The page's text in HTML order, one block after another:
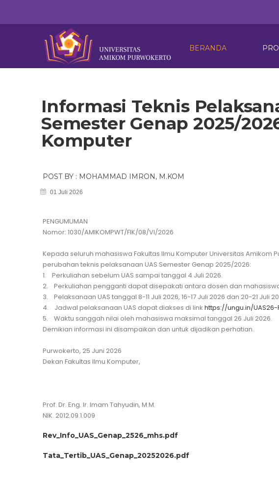
BERANDA
Informasi Teknis
Semester Genap 2025/
Komputer
POST BY : MOHAMMAD IMRON, M.KOM
01 Juli 2026
PENGUMUMAN
Nomor: 1030/AMIKOMPWT/FIK/08/VI/2026
Kepada seluruh mahasiswa Fakultas Ilmu Komputer Universitas Amikom
perubahan teknis pelaksanaan UAS Semester Genap 2025/2026:
1. Perkuliahan sebelum UAS sampai tanggal 4 Juli 2026.
2. Perkuliahan pengganti dapat disepakati antara dosen dan
3. Pelaksanaan UAS tanggal 8-11 Juli 2026, 16-17 Juli 2026 dan 20-21 Juli
4. Jadwal pelaksanaan UAS dapat diakses di link https://ungu.in/UAS26-
5. Waktu sanggah nilai oleh mahasiswa maksimal tanggal 26 Juli 2026.
Demikian informasi ini disampaikan dan untuk dijadikan perhatian.
Purwokerto, 25 Juni 2026
Dekan Fakultas Ilmu Komputer,
Prof. Dr. Eng. Ir. Imam Tahyudin, M.M.
NIK. 2012.09.1.009
Rev_Info_UAS_Genap_2526_mhs.pdf
Tata_Tertib_UAS_Genap_20252026.pdf